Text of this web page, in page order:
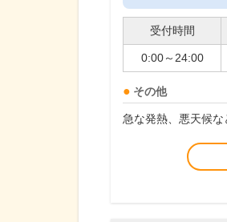
受付時間
0:00～24:00
その他
急な発熱、悪天候